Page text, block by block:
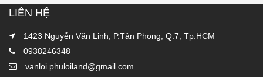
LIÊN HỆ
1423 Nguyễn Văn Linh, P.Tân Phong, Q.7, Tp.HCM
0938246348
vanloi.phuloiland@gmail.com